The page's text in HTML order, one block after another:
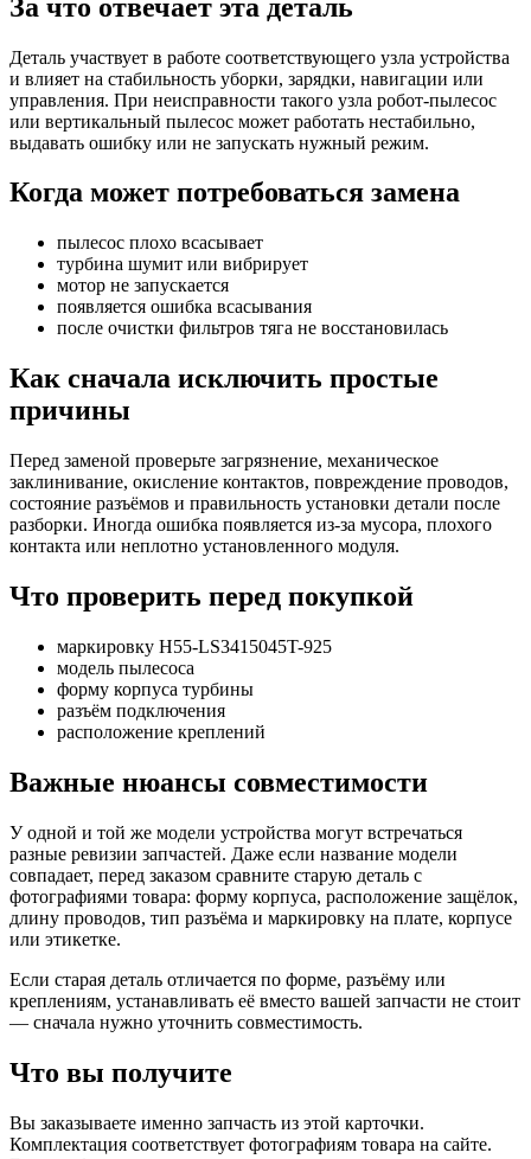
За что отвечает эта деталь
Деталь участвует в работе соответствующего узла устройства
и влияет на стабильность уборки, зарядки, навигации или
управления. При неисправности такого узла робот-пылесос
или вертикальный пылесос может работать нестабильно,
выдавать ошибку или не запускать нужный режим.
Когда может потребоваться замена
пылесос плохо всасывает
турбина шумит или вибрирует
мотор не запускается
появляется ошибка всасывания
после очистки фильтров тяга не восстановилась
Как сначала исключить простые
причины
Перед заменой проверьте загрязнение, механическое
заклинивание, окисление контактов, повреждение проводов,
состояние разъёмов и правильность установки детали после
разборки. Иногда ошибка появляется из-за мусора, плохого
контакта или неплотно установленного модуля.
Что проверить перед покупкой
маркировку H55-LS3415045T-925
модель пылесоса
форму корпуса турбины
разъём подключения
расположение креплений
Важные нюансы совместимости
У одной и той же модели устройства могут встречаться
разные ревизии запчастей. Даже если название модели
совпадает, перед заказом сравните старую деталь с
фотографиями товара: форму корпуса, расположение защёлок,
длину проводов, тип разъёма и маркировку на плате, корпусе
или этикетке.
Если старая деталь отличается по форме, разъёму или
креплениям, устанавливать её вместо вашей запчасти не стоит
— сначала нужно уточнить совместимость.
Что вы получите
Вы заказываете именно запчасть из этой карточки.
Комплектация соответствует фотографиям товара на сайте.